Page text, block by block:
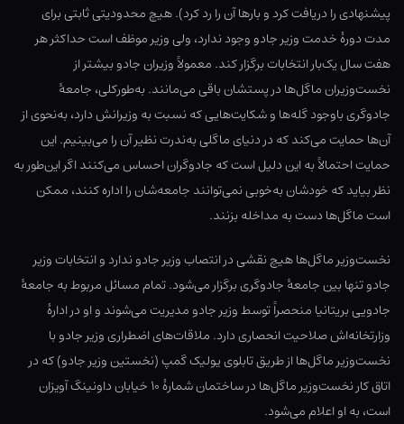
پیشنهادی را دریافت کرد و بارها آن را رد کرد). هیچ محدودیتی ثابتی برای
مدت دورهٔ خدمت وزیر جادو وجود ندارد، ولی وزیر موظف است حداکثر هر
هفت سال یک‌بار انتخابات برگزار کند. معمولاً وزیران جادو بیشتر از
نخست‌وزیران ماگل‌ها در پستشان باقی می‌مانند. به‌طورکلی، جامعهٔ
جادوگری باوجود گله‌ها و شکایت‌هایی که نسبت به وزیرانش دارد، به‌نحوی از
آن‌ها حمایت می‌کند که در دنیای ماگلی به‌ندرت نظیر آن را می‌بینیم. این
حمایت احتمالاً به این دلیل است که جادوگران احساس می‌کنند اگر این‌طور به
نظر بیاید که خودشان به‌خوبی نمی‌توانند جامعه‌شان را اداره کنند، ممکن
است ماگل‌ها دست به مداخله بزنند.
نخست‌وزیر ماگل‌ها هیچ نقشی در انتصاب وزیر جادو ندارد و انتخابات وزیر
جادو تنها بین جامعهٔ جادوگری برگزار می‌شود. تمام مسائل مربوط به جامعهٔ
جادویی بریتانیا منحصراً توسط وزیر جادو مدیریت می‌شوند و او در ادارهٔ
وزارتخانه‌اش صلاحیت انحصاری دارد. ملاقات‌های اضطراری وزیر جادو با
نخست‌وزیر ماگل‌ها از طریق تابلوی یولیک گمپ (نخستین وزیر جادو) که در
اتاق کار نخست‌وزیر ماگل‌ها در ساختمان شمارهٔ ۱۰ خیابان داونینگ آویزان
است، به او اعلام می‌شود.